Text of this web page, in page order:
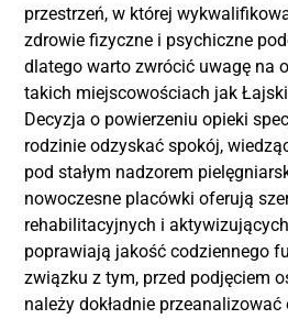
przestrzeń, w której
zdrowie fizyczne i psychiczne
dlatego warto zwrócić uwagę na
takich miejscowościach jak
Decyzja o powierzeniu opieki
rodzinie odzyskać spokój,
pod stałym nadzorem
nowoczesne placówki oferują
rehabilitacyjnych i
poprawiają jakość codziennego
związku z tym, przed podjęciem
należy dokładnie